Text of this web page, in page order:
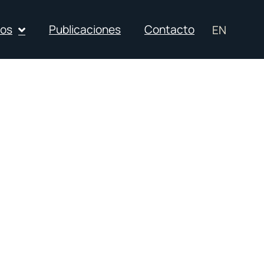
Publicaciones Contacto EN